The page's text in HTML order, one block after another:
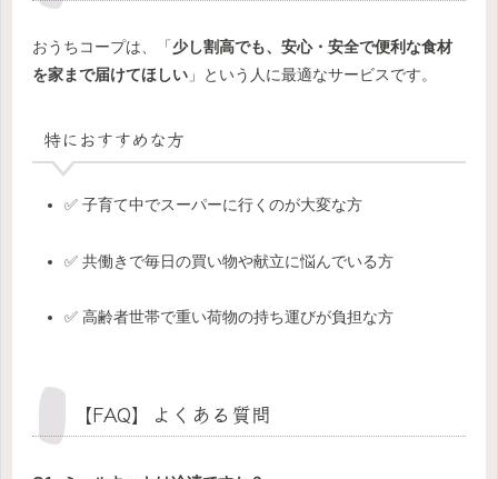
おうちコープは、「少し割高でも、安心・安全で便利な食材
を家まで届けてほしい 」という人に最適なサービスです。
特におすすめな方
✅ 子育て中でスーパーに行くのが大変な方
✅ 共働きで毎日の買い物や献立に悩んでいる方
✅ 高齢者世帯で重い荷物の持ち運びが負担な方
【FAQ】よくある質問